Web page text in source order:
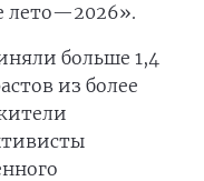
лето—2026».
больше 1,4
из более